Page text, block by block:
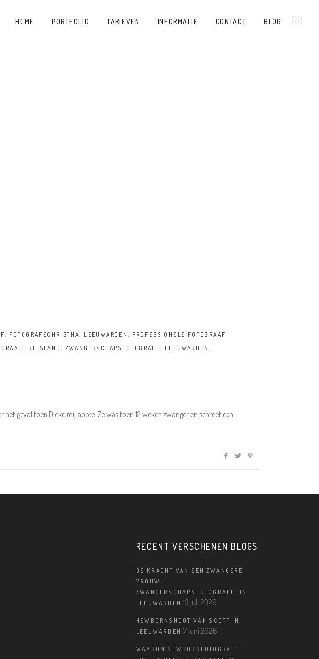
HOME PORTFOLIO TARIEVEN INFORMATIE CONTACT BLOG
, FOTOGRAFECHRISTHA, LEEUWARDEN, PROFESSIONELE FOTOGRAAF
FRIESLAND ,ZWANGERSCHAPSFOTOGRAFIE LEEUWARDEN,
geval toen Dieke mij appte. Ze was toen 12 weken zwanger en schreef een
RECENT VERSCHENEN BLOGS
DE KRACHT VAN EEN ZWANGERE
VROUW |
ZWANGERSCHAPSFOTOGRAFIE IN
LEEUWARDEN 13 juli 2026
NEWBORNSHOOT VAN SCOTT IN
LEEUWARDEN 7 juni 2026
WAAROM NEWBORNFOTOGRAFIE